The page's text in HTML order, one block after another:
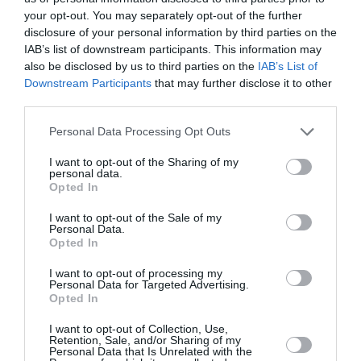
your opt-out. You may separately opt-out of the further
disclosure of your personal information by third parties on the
IAB’s list of downstream participants. This information may
also be disclosed by us to third parties on the IAB’s List of
Downstream Participants that may further disclose it to other
Please note that this website/app uses one or more Google
not limited to your visit or usage behaviour. You may click to
grant or deny consent to Google and its third-party tags to
use your data for below specified purposes in below Google
consent section.
Personal Data Processing Opt Outs
I want to opt-out of the Sharing of my
personal data.
Opted In
I want to opt-out of the Sale of my
Personal Data.
Opted In
I want to opt-out of processing my
Personal Data for Targeted Advertising.
Opted In
I want to opt-out of Collection, Use,
Retention, Sale, and/or Sharing of my
Personal Data that Is Unrelated with the
της οικονομικής μας πολιτικής
Νέο πλαίσιο για την ενίσχυση της ελληνικής
βιομηχανίας και της μεταποίησης παρουσιάστηκε
στη συνεδρίαση της Κυβερνητικής Επιτροπής
Πολιτική